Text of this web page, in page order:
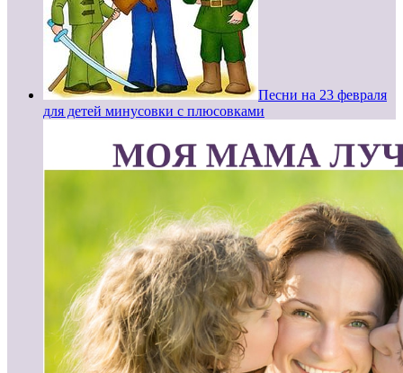
Песни на 23 февраля
для детей минусовки с плюсовками